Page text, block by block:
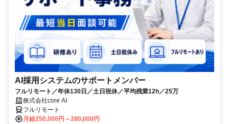
AI採用システムのサポートメンバー
フルリモート／年休130日／土日祝休／平均残業12h／25万
株式会社core AI
フルリモート
月給250,000円～280,000円